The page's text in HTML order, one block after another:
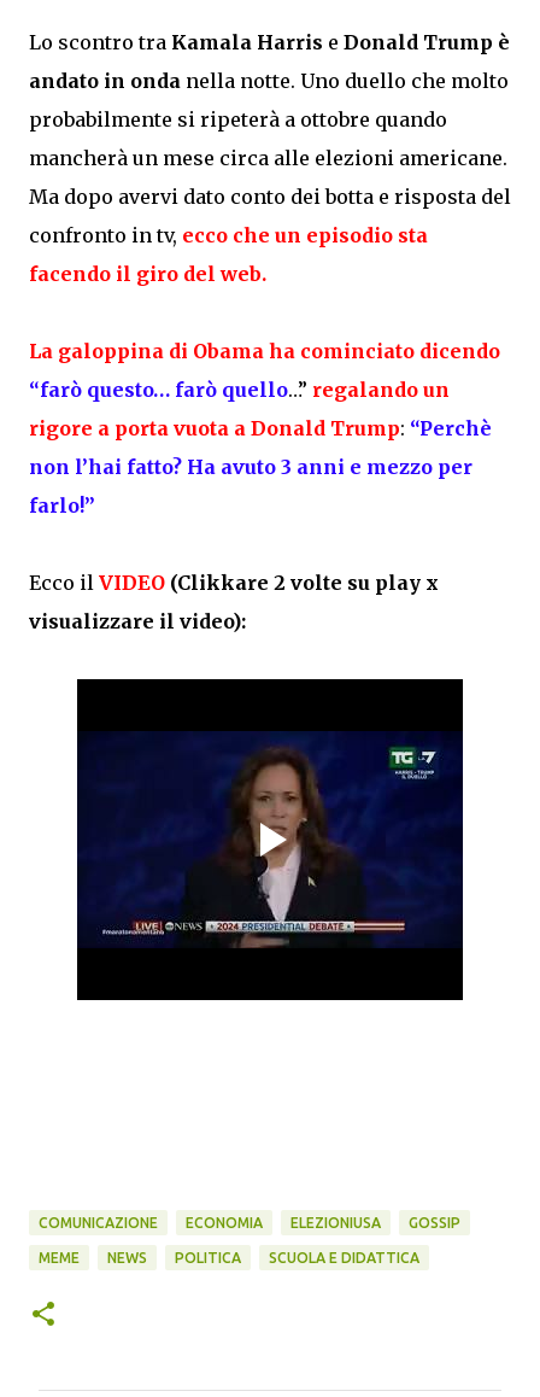
Lo scontro tra Kamala Harris e Donald Trump è
andato in onda nella notte. Uno duello che molto
probabilmente si ripeterà a ottobre quando
mancherà un mese circa alle elezioni americane.
Ma dopo avervi dato conto dei botta e risposta del
confronto in tv, ecco che un episodio sta
facendo il giro del web.
La galoppina di Obama ha cominciato dicendo
“farò questo… farò quello…” regalando un
rigore a porta vuota a Donald Trump: “Perchè
non l’hai fatto? Ha avuto 3 anni e mezzo per
farlo!”
Ecco il VIDEO (Clikkare 2 volte su play x
visualizzare il video):
COMUNICAZIONE ECONOMIA ELEZIONIUSA GOSSIP
MEME NEWS POLITICA SCUOLA E DIDATTICA